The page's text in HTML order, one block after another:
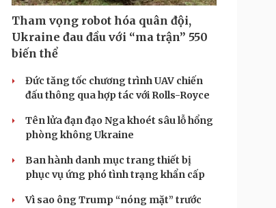
Tham vọng robot hóa quân đội,
Ukraine đau đầu với “ma trận” 550
biến thể
Đức tăng tốc chương trình UAV chiến
đấu thông qua hợp tác với Rolls-Royce
Tên lửa đạn đạo Nga khoét sâu lỗ hổng
phòng không Ukraine
Ban hành danh mục trang thiết bị
phục vụ ứng phó tình trạng khẩn cấp
Vì sao ông Trump “nóng mặt” trước